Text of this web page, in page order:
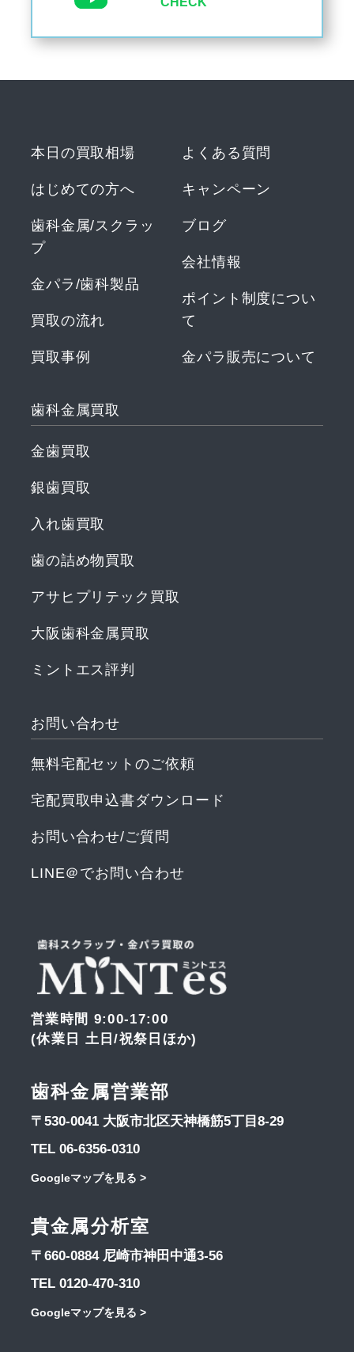
本日の買取相場
はじめての方へ
歯科金属/スクラッ
プ
金パラ/歯科製品
買取の流れ
買取事例
よくある質問
キャンペーン
ブログ
会社情報
ポイント制度につい
て
金パラ販売について
金歯買取
銀歯買取
入れ歯買取
歯の詰め物買取
アサヒプリテック買取
大阪歯科金属買取
ミントエス評判
無料宅配セットのご依頼
宅配買取申込書ダウンロード
お問い合わせ/ご質問
LINE＠でお問い合わせ
営業時間 9:00-17:00
(休業日 土日/祝祭日ほか)
歯科金属営業部
〒530-0041 大阪市北区天神橋筋5丁目8-29
TEL 06-6356-0310
Googleマップを見る >
貴金属分析室
〒660-0884 尼崎市神田中通3-56
TEL 0120-470-310
Googleマップを見る >